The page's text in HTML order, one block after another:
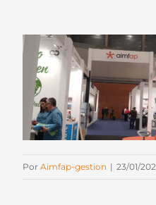
Por Aimfap-gestion | 23/01/